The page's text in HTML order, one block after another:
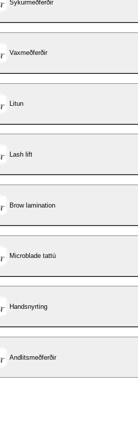
Sykurmeðferðir
Vaxmeðferðir
Litun
Lash lift
Brow lamination
Microblade tattú
Handsnyrting
Andlitsmeðferðir